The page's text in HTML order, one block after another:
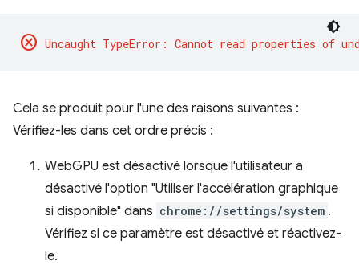
cancel
Cela se produit pour l'une des raisons suivantes :
Vérifiez-les dans cet ordre précis :
WebGPU est désactivé lorsque l'utilisateur a
désactivé l'option "Utiliser l'accélération graphique
si disponible" dans chrome://settings/system .
Vérifiez si ce paramètre est désactivé et réactivez-
le.